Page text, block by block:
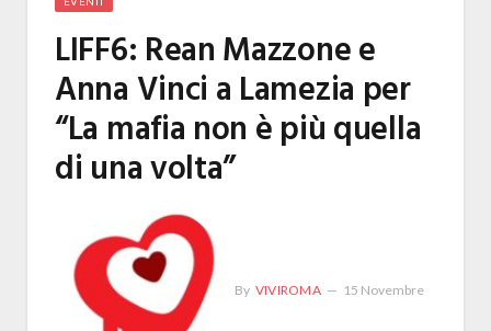
LIFF6: Rean Mazzone e
Anna Vinci a Lamezia per
“La mafia non è più quella
di una volta”
By VIVIROMA 15 Novembre